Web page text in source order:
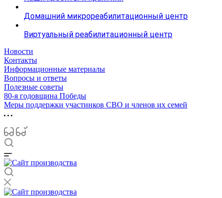
Домашний микрореабилитационный центр
Виртуальный реабилитационный центр
Новости
Контакты
Информационные материалы
Вопросы и ответы
Полезные советы
80-я годовщина Победы
Меры поддержки участинков СВО и членов их семей